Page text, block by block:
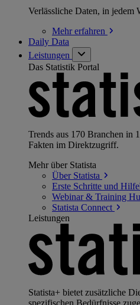
Verlässliche Daten, in jedem
Mehrerfahren
Daily Data
Leistungen
Das Statistik Portal
Trends aus 170 Branchen in
Fakten im Direktzugriff.
Mehr über Statista
Über Statista
Erste Schritte und
Webinar & Training
Statista Connect
Leistungen
Statista+ bietet zusätzliche
spezifischen Bedürfnisse